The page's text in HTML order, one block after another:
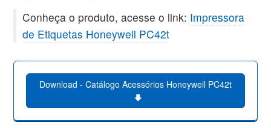
Conheça o produto, acesse o link: Impressora
de Etiquetas Honeywell PC42t